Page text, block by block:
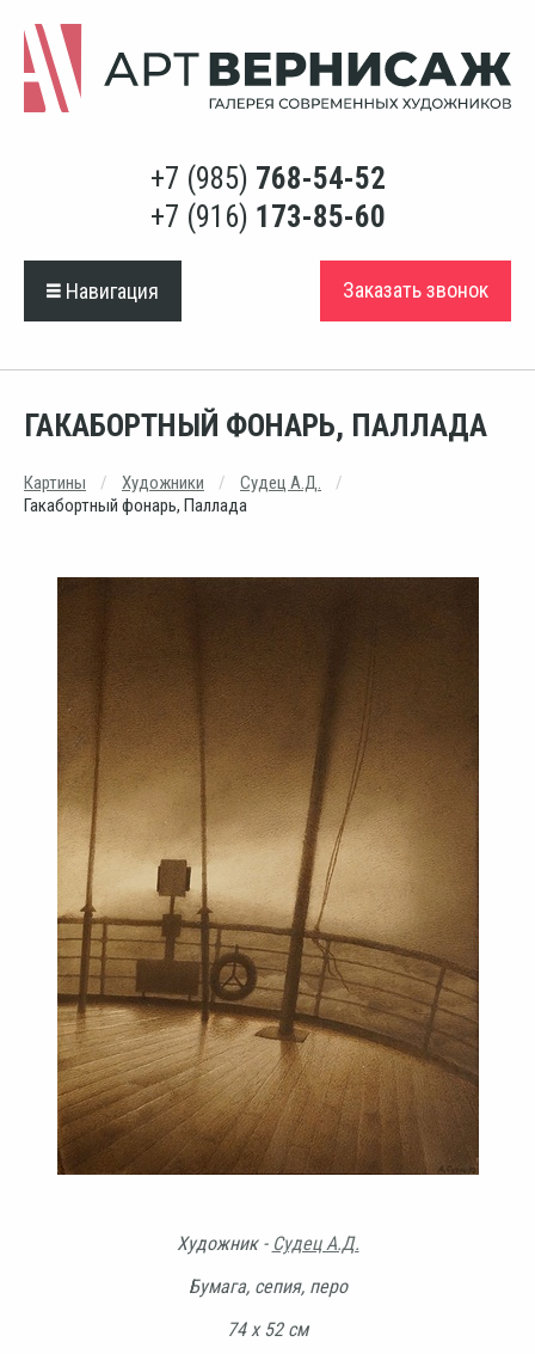
+7 (985) 768-54-52
+7 (916) 173-85-60
Навигация Заказать звонок
ГАКАБОРТНЫЙ ФОНАРЬ, ПАЛЛАДА
Картины Художники
Судец А.Д.
Гакабортный фонарь, Паллада
Художник - Судец А.Д.
Бумага, сепия, перо
74 х 52 см